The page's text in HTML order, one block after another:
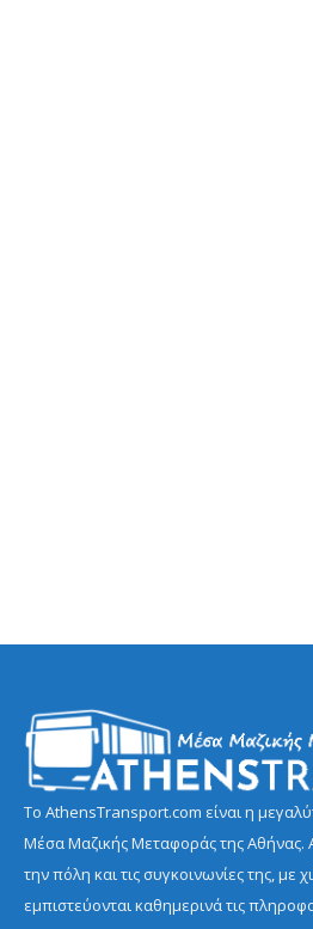
Το AthensTransport.com είναι η
Μέσα Μαζικής Μεταφοράς της Αθήνας.
την πόλη και τις συγκοινωνίες της, με
εμπιστεύονται καθημερινά τις